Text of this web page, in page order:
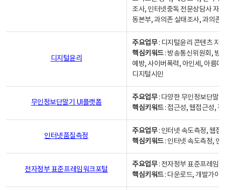
조사, 인터넷중독 전문상담사 자
동본부, 과의존 실태조사, 과의존
디지털윤리
주요업무: 디지털윤리 콘텐츠 지
핵심키워드: 방송통신위원회, 방
예방, 사이버폭력, 아인세, 아름
디지털시민
무인정보단말기 UI플랫폼
주요업무: 다양한 무인정보단말
핵심키워드: 접근성, 웹접근성,
인터넷품질측정
주요업무: 인터넷 속도측정, 웹접
핵심키워드: 인터넷 속도측정, 인
전자정부 표준프레임워크포털
주요업무: 전자정부 표준프레임
핵심키워드: 다운로드, 개발가이